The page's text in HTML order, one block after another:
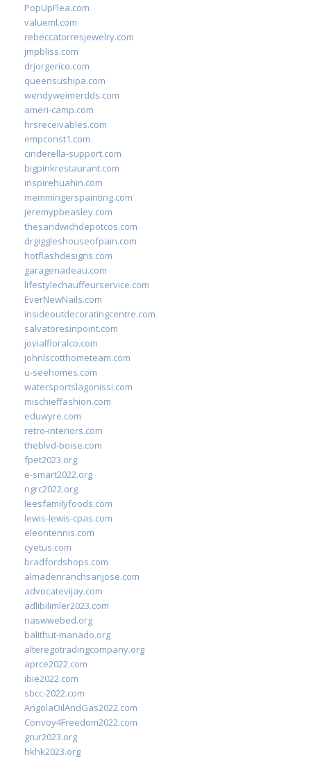
PopUpFlea.com
valueml.com
rebeccatorresjewelry.com
jmpbliss.com
drjorgerico.com
queensushipa.com
wendyweimerdds.com
ameri-camp.com
hrsreceivables.com
empconst1.com
cinderella-support.com
bigpinkrestaurant.com
inspirehuahin.com
memmingerspainting.com
jeremypbeasley.com
thesandwichdepotcos.com
drgiggleshouseofpain.com
hotflashdesigns.com
garagenadeau.com
lifestylechauffeurservice.com
EverNewNails.com
insideoutdecoratingcentre.com
salvatoresinpoint.com
jovialfloralco.com
johnlscotthometeam.com
u-seehomes.com
watersportslagonissi.com
mischieffashion.com
eduwyre.com
retro-interiors.com
theblvd-boise.com
fpet2023.org
e-smart2022.org
ngrc2022.org
leesfamilyfoods.com
lewis-lewis-cpas.com
eleontennis.com
cyetus.com
bradfordshops.com
almadenranchsanjose.com
advocatevijay.com
adlibilimler2023.com
naswwebed.org
balithut-manado.org
alteregotradingcompany.org
aprce2022.com
ibie2022.com
sbcc-2022.com
AngolaOilAndGas2022.com
Convoy4Freedom2022.com
grur2023.org
hkhk2023.org